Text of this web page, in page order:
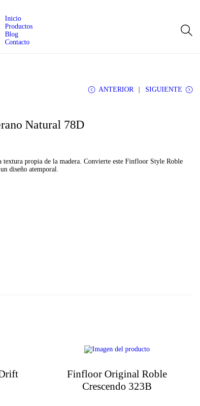
Inicio
Productos
Blog
Contacto
ANTERIOR SIGUIENTE
Natural 78D
propia de la madera. Convierte este Finfloor Style Roble
diseño atemporal.
Finfloor Original Roble
Crescendo 323B